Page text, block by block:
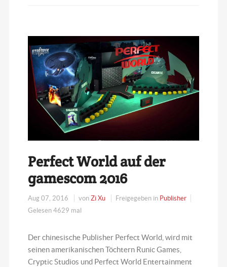
Perfect World auf der
gamescom 2016
Aug 07, 2016 vonZi Xu Freigegeben in Publisher
Gelesen 4629 mal
Der chinesische Publisher Perfect World, wird mit
seinen amerikanischen Töchtern Runic Games,
Cryptic Studios und Perfect World Entertainment